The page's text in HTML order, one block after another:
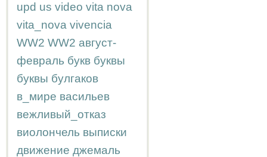
upd us video vita nova
vita_nova vivencia
WW2 WW2 август-
февраль букв буквы
буквы булгаков
в_мире васильев
вежливый_отказ
виолончель выписки
движение джемаль